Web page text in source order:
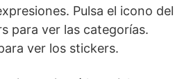
Pulsa el icono del
para ver las categorías.
ver los stickers.